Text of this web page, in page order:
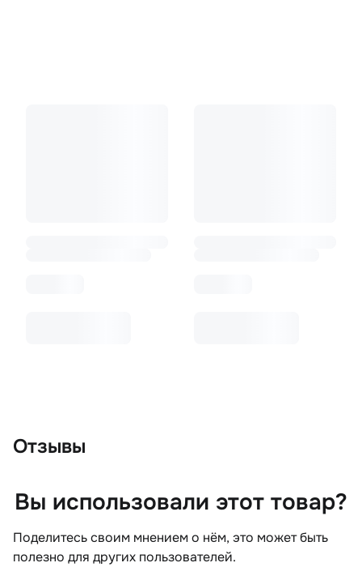
Отзывы
Вы использовали этот товар?
Поделитесь своим мнением о нём, это может быть
полезно для других пользователей.